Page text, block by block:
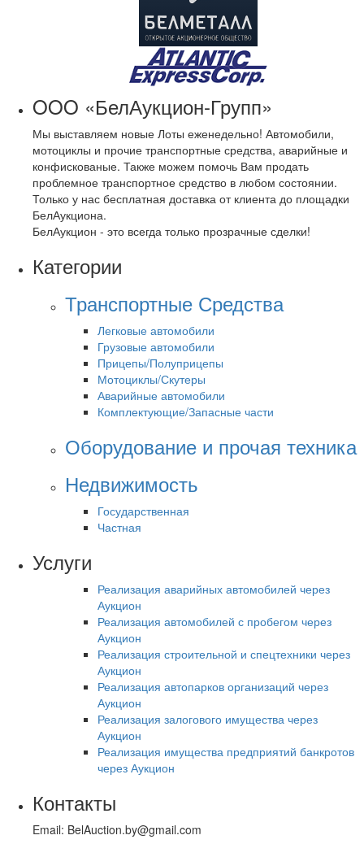
OOO «БелАукцион-Групп»
Мы выставляем новые Лоты еженедельно! Автомобили,
мотоциклы и прочие транспортные средства, аварийные и
конфискованые. Также можем помочь Вам продать
проблемное транспортное средство в любом состоянии.
Только у нас бесплатная доставка от клиента до площадки
БелАукциона.
БелАукцион - это всегда только прозрачные сделки!
Категории
Транспортные Средства
Легковые автомобили
Грузовые автомобили
Прицепы/Полуприцепы
Мотоциклы/Скутеры
Аварийные автомобили
Комплектующие/Запасные части
Оборудование и прочая техника
Недвижимость
Государственная
Частная
Услуги
Реализация аварийных автомобилей через
Аукцион
Реализация автомобилей с пробегом через
Аукцион
Реализация строительной и спецтехники через
Аукцион
Реализация автопарков организаций через
Аукцион
Реализация залогового имущества через
Аукцион
Реализация имущества предприятий банкротов
через Аукцион
Контакты
Email: BelAuction.by@gmail.com